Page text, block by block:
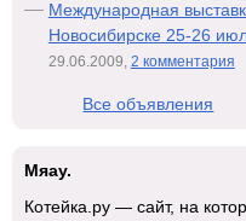
Международная
Новосибирске 25-26
29.06.2009, 2 комментария
Все объявления
Мяау.
Котейка.ру — сайт, на